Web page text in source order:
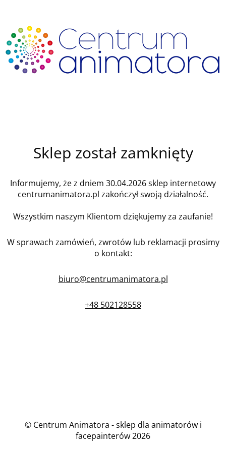
Sklep został zamknięty
Informujemy, że z dniem 30.04.2026 sklep internetowy
centrumanimatora.pl zakończył swoją działalność.
Wszystkim naszym Klientom dziękujemy za zaufanie!
W sprawach zamówień, zwrotów lub reklamacji prosimy
o kontakt:
biuro@centrumanimatora.pl
+48 502128558
© Centrum Animatora - sklep dla animatorów i
facepainterów 2026